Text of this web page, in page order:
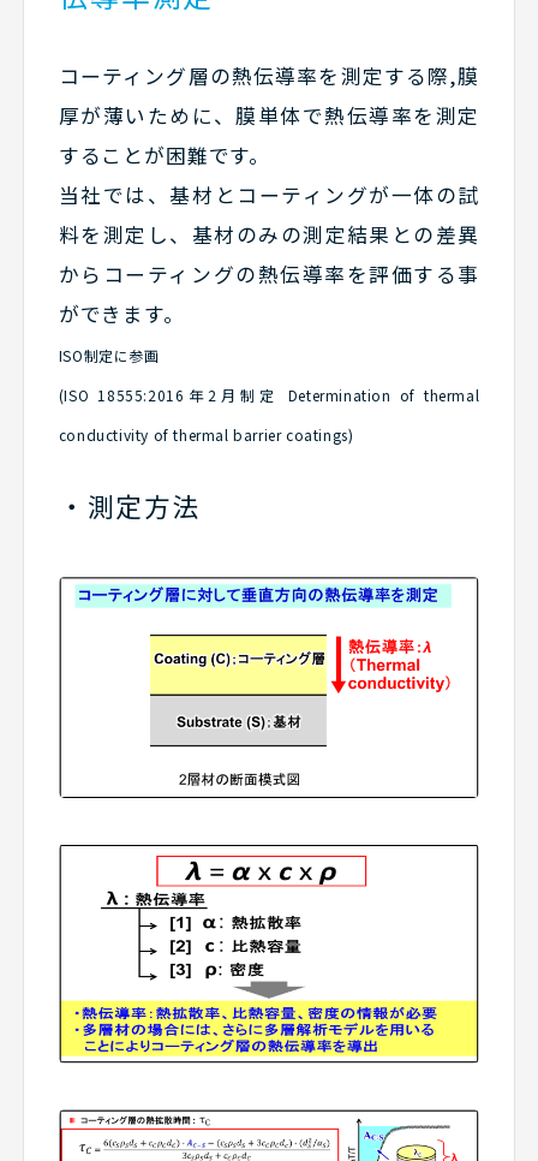
コーティング層の熱伝導率を測定する際,膜
厚が薄いために、膜単体で熱伝導率を測定
することが困難です。
当社では、基材とコーティングが一体の試
料を測定し、基材のみの測定結果との差異
からコーティングの熱伝導率を評価する事
ができます。
ISO制定に参画
(ISO 18555:2016年2月制定 Determination of thermal
conductivity of thermal barrier coatings)
測定方法